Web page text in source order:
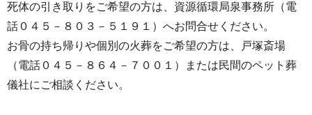
死体の引き取りをご希望の方は、資源循環局泉事務所（電
話０４５－８０３－５１９１）へお問合せください。
お骨の持ち帰りや個別の火葬をご希望の方は、戸塚斎場
（電話０４５－８６４－７００１）または民間のペット葬
儀社にご相談ください。